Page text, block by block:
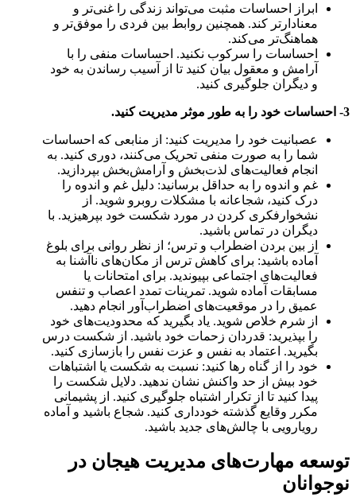
ابراز احساسات مثبت می‌تواند زندگی را غنی‌تر و
معنادارتر کند. همچنین روابط بین فردی را موفق‌تر و
هماهنگ‌تر می‌کند.
احساسات را سرکوب نکنید. احساسات منفی را با
آرامش و معقول بیان کنید تا از آسیب رساندن به خود
و دیگران جلوگیری کنید.
3- احساسات خود را به طور موثر مدیریت کنید.
عصبانیت خود را مدیریت کنید: از منابعی که احساسات
شما را به صورت منفی تحریک می‌کنند، دوری کنید. به
انجام فعالیت‌های لذت‌بخش و آرامش‌بخش بپردازید.
غم و اندوه را به حداقل برسانید: دلیل غم و اندوه را
درک کنید، شجاعانه با مشکلات روبرو شوید. از
نشخوارفکری کردن در مورد شکست خود بپرهیزید. با
دیگران در تماس باشید.
از بین بردن اضطراب و ترس؛ از نظر روانی برای بلوغ
آماده باشید: برای کاهش ترس از مکان‌های ناآشنا به
فعالیت‌های اجتماعی بپیوندید. برای امتحانات یا
مسابقات آماده شوید. تمرینات تمدد اعصاب و تنفس
عمیق را در موقعیت‌های اضطراب‌آور انجام دهید.
از شرم خلاص شوید. یاد بگیرید که محدودیت‌های خود
را بپذیرید: قدردان زحمات خود باشید. از شکست درس
بگیرید. اعتماد به نفس و عزت نفس را بازسازی کنید.
خود را از گناه رها کنید: نسبت به شکست یا اشتباهات
خود بیش از حد واکنش نشان ندهید. دلایل شکست را
پیدا کنید تا از تکرار اشتباه جلوگیری کنید. از پشیمانی
مکرر وقایع گذشته خودداری کنید. شجاع باشید و آماده
رویارویی با چالش‌های جدید باشید.
توسعه مهارت‌های مدیریت هیجان در
نوجوانان